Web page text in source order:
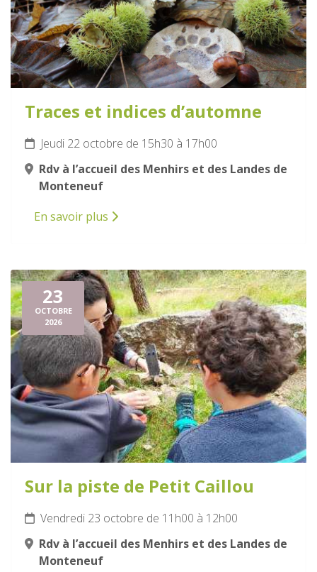
Traces et indices d’automne
Jeudi 22 octobre de 15h30 à 17h00
Rdv à l’accueil des Menhirs et des Landes de
Monteneuf
En savoir plus
23
OCTOBRE
2026
Sur la piste de Petit Caillou
Vendredi 23 octobre de 11h00 à 12h00
Rdv à l’accueil des Menhirs et des Landes de
Monteneuf